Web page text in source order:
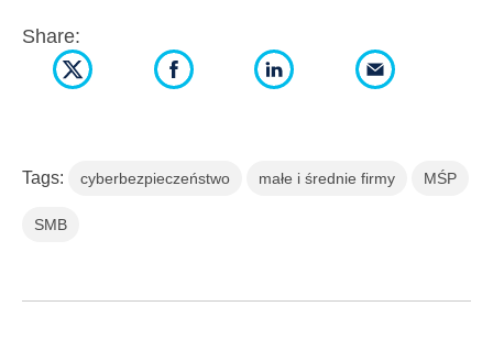
Share:
Tags: cyberbezpieczeństwo małe i średnie firmy MŚP
SMB